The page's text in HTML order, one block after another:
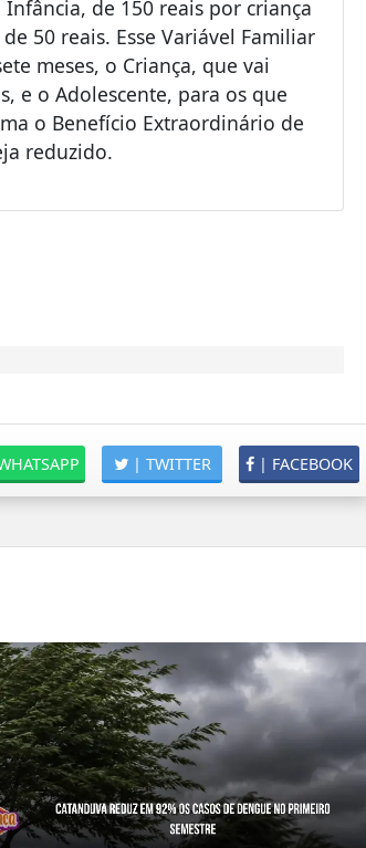
de 150 reais por criança
50 reais. Esse Variável Familiar
meses, o Criança, que vai
e o Adolescente, para os que
o Benefício Extraordinário de
reduzido.
| FACEBOOK
| TWITTER